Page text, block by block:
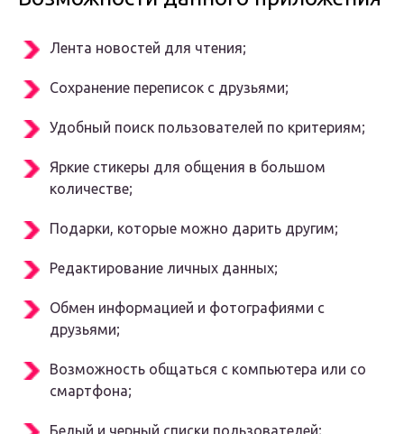
Лента новостей для чтения;
Сохранение переписок с друзьями;
Удобный поиск пользователей по критериям;
Яркие стикеры для общения в большом
количестве;
Подарки, которые можно дарить другим;
Редактирование личных данных;
Обмен информацией и фотографиями с
друзьями;
Возможность общаться с компьютера или со
смартфона;